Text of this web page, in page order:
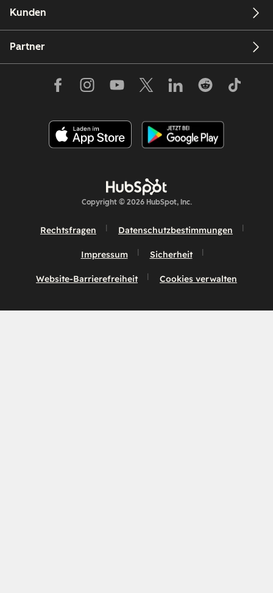
Kunden
Partner
Copyright © 2026 HubSpot, Inc.
Rechtsfragen Datenschutzbestimmungen
Impressum Sicherheit
Website-Barrierefreiheit Cookies verwalten